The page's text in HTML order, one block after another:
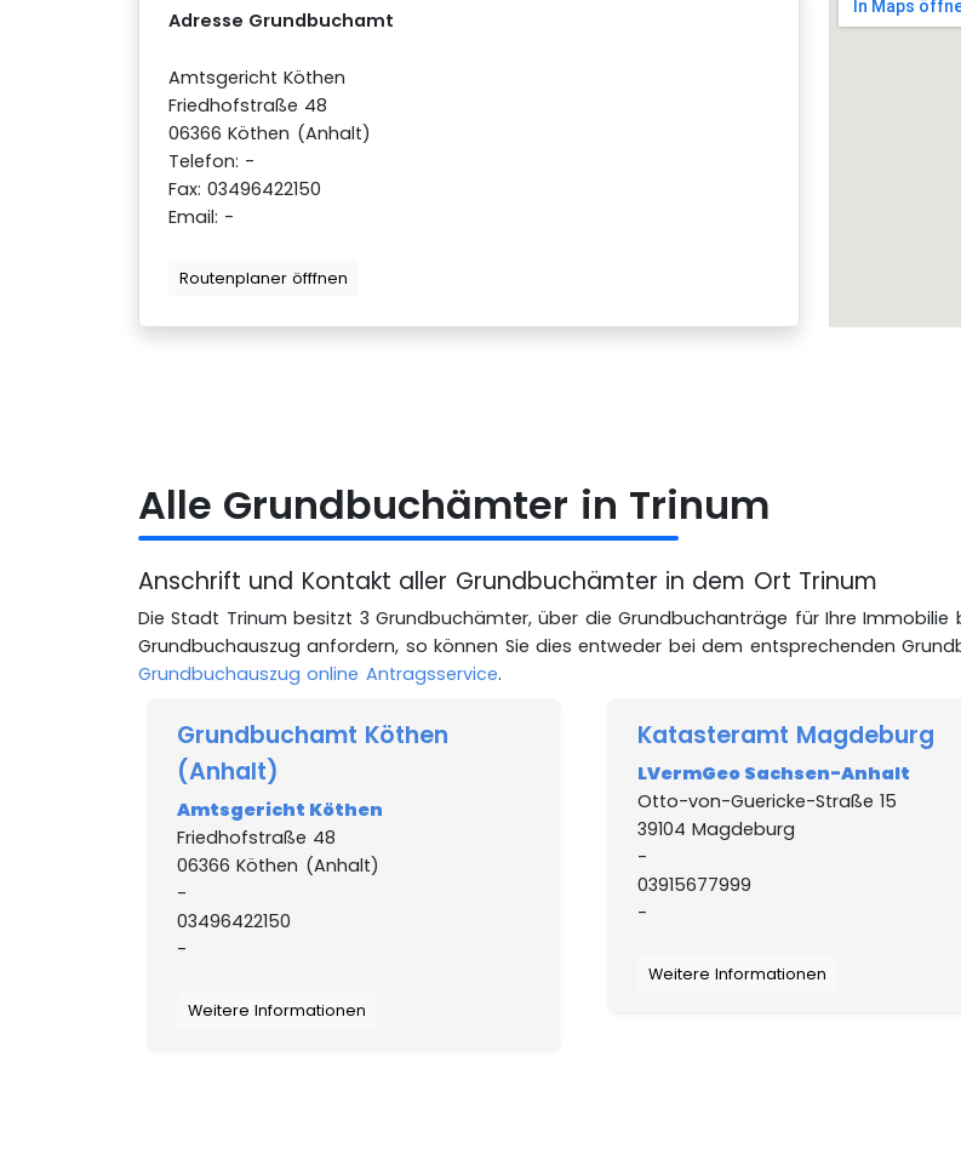
Adresse Grundbuchamt
Amtsgericht Köthen
Friedhofstraße 48
06366 Köthen (Anhalt)
Telefon: -
Fax: 03496422150
Email: -
Routenplaner öfffnen
Alle Grundbuchämter in Trinum
Anschrift und Kontakt aller Grundbuchämter in dem Ort Trinum
Die Stadt Trinum besitzt 3 Grundbuchämter, über die Grundbuchanträge für Ihre
Grundbuchauszug anfordern, so können Sie dies entweder bei dem entsprechenden
Grundbuchauszug online Antragsservice.
Grundbuchamt Köthen
(Anhalt)
Amtsgericht Köthen
Friedhofstraße 48
06366 Köthen (Anhalt)
-
03496422150
-
Weitere Informationen
Katasteramt Magdeburg
LVermGeo Sachsen-Anhalt
Otto-von-Guericke-Straße 15
39104 Magdeburg
-
03915677999
-
Weitere Informationen